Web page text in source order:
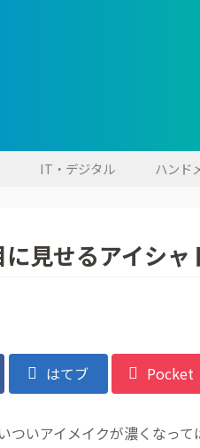
IT・デジタル ハンド
見せるアイシ
はてブ Pocket
ついアイメイクが濃くなって